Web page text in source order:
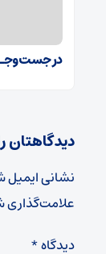
در
دیدگاهتان
نشانی
علامت‌گذاری
دیدگاه*